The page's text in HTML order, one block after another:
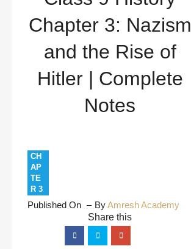
Weimar Republic World History
Complete Notes
Chapter 3: Nazism
and the Rise of
Hitler | Complete
Notes
CH
AP
TE
R 3
Published On ByAmresh Academy